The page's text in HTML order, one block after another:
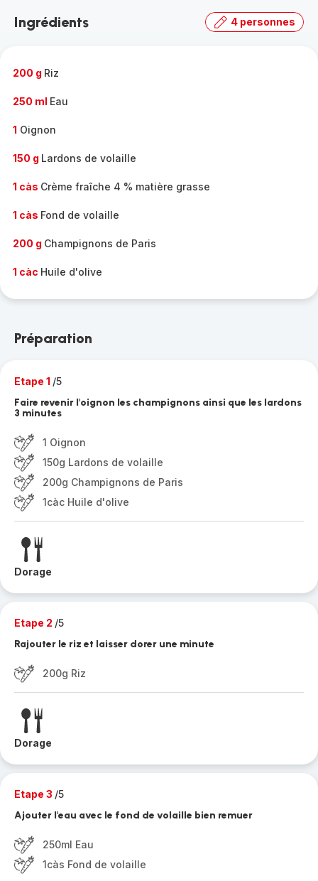
gamme
Ingrédients 4 personnes
200 g Riz
250 ml Eau
1 Oignon
150 g Lardons de volaille
1 càs Crème fraîche 4 % matière grasse
1 càs Fond de volaille
200 g Champignons de Paris
1 càc Huile d'olive
Préparation
Etape 1 /5
Faire revenir l'oignon les champignons ainsi que les lardons
3 minutes
1 Oignon
150g Lardons de volaille
200g Champignons de Paris
1càc Huile d'olive
Dorage
Etape 2 /5
Rajouter le riz et laisser dorer une minute
200g Riz
Dorage
Etape 3 /5
Ajouter l'eau avec le fond de volaille bien remuer
250ml Eau
1càs Fond de volaille